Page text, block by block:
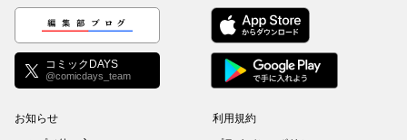
編集部ブログ
コミックDAYS
@comicdays_team
お知らせ
利用規約